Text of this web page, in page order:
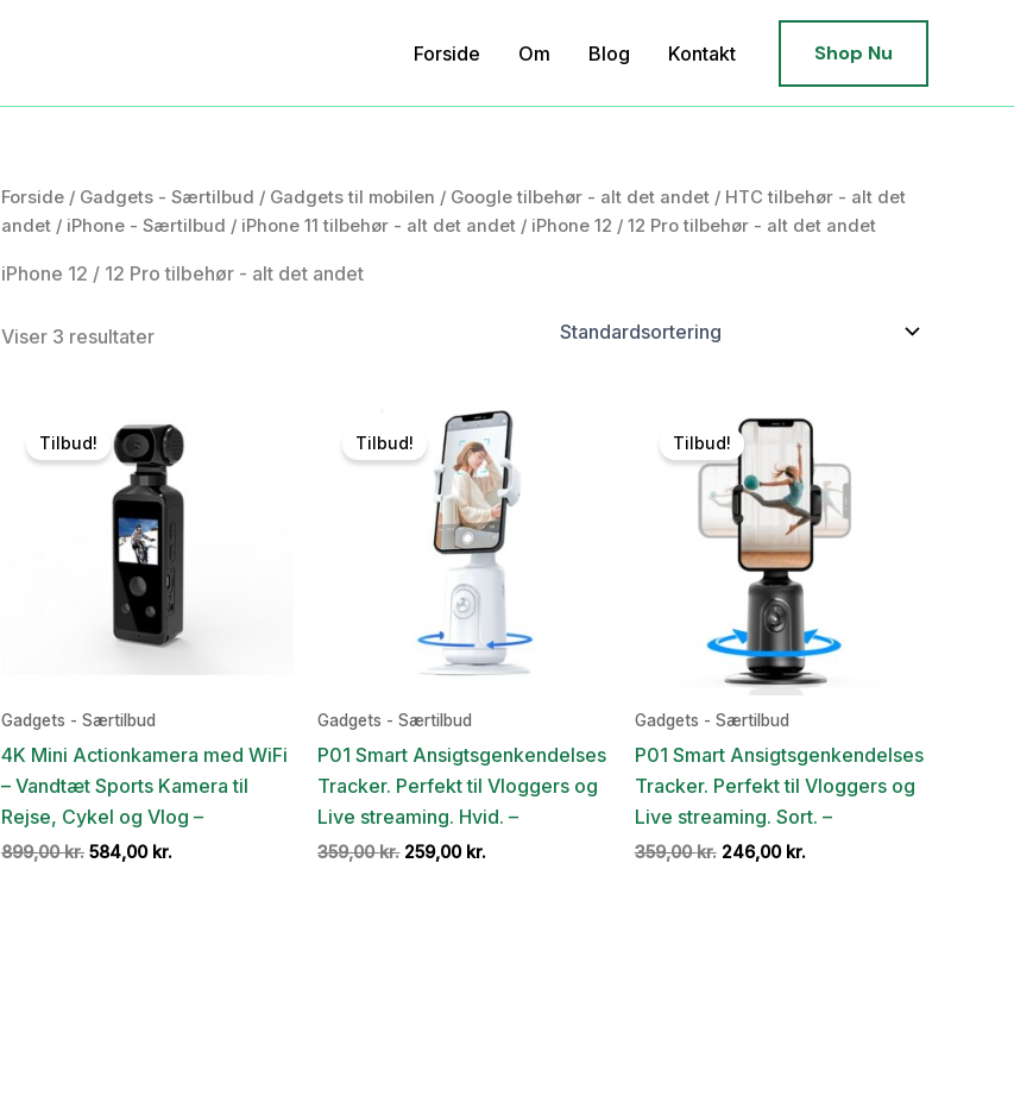
Forside Om Blog Kontakt Shop Nu
Forside / Gadgets - Særtilbud / Gadgets til mobilen / Google tilbehør - alt det andet / HTC tilbehør - alt det
andet / iPhone - Særtilbud / iPhone 11 tilbehør - alt det andet / iPhone 12 / 12 Pro tilbehør - alt det andet
iPhone 12 / 12 Pro tilbehør - alt det andet
Viser 3 resultater
Tilbud!
Gadgets - Særtilbud
4K Mini Actionkamera med WiFi
– Vandtæt Sports Kamera til
Rejse, Cykel og Vlog –
899,00kr. Den
584,00 kr.
Tilbud!
Gadgets - Særtilbud
P01 Smart Ansigtsgenkendelses
Tracker. Perfekt til Vloggers og
Live streaming. Hvid. –
359,00kr. Den
259,00 kr.
Tilbud!
Gadgets - Særtilbud
P01 Smart Ansigtsgenkendelses
Tracker. Perfekt til Vloggers og
Live streaming. Sort. –
359,00kr. Den
246,00 kr.Den